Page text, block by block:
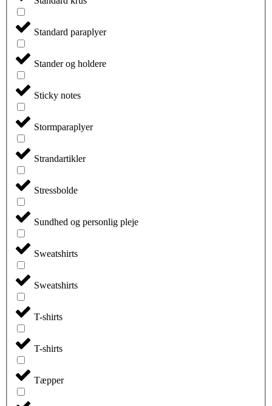
Standard paraplyer
Stander og holdere
Sticky notes
Stormparaplyer
Strandartikler
Stressbolde
Sundhed og personlig pleje
Sweatshirts
Sweatshirts
T-shirts
T-shirts
Tæpper